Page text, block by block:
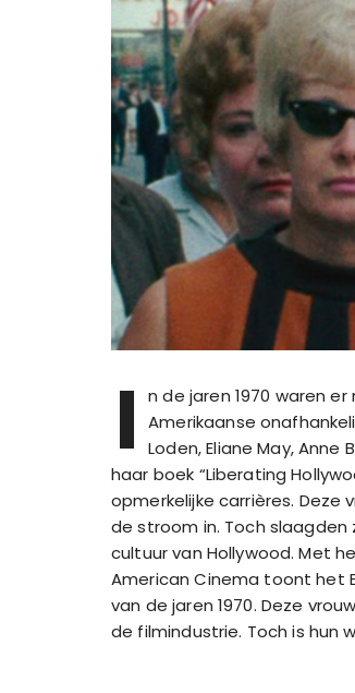
I
n de jaren 1970 waren
Amerikaanse
Loden, Eliane May, Anne
haar boek “Liberating
opmerkelijke carrières. Deze
de stroom in. Toch
cultuur van Hollywood. Met
American Cinema toont het
van de jaren 1970. Deze
de filmindustrie. Toch is hun